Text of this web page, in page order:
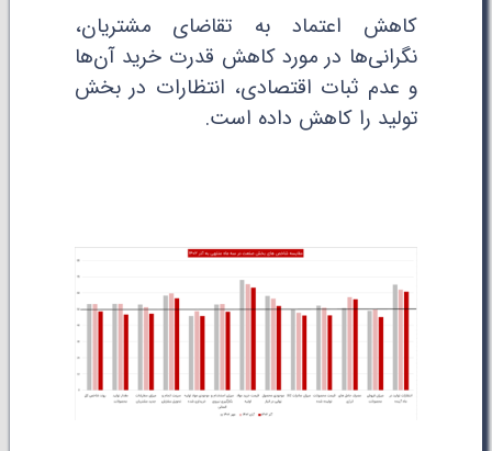
کاهش اعتماد به تقاضای مشتریان،
نگرانی‌ها در مورد کاهش قدرت خرید آن‌ها
و عدم ثبات اقتصادی، انتظارات در بخش
تولید را کاهش داده است.